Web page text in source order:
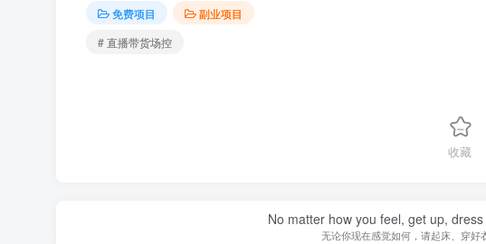
免费项目
副业项目
# 直播带货场控
收藏
No matter how you feel, get up,
无论你现在感觉如何，请起床、穿好